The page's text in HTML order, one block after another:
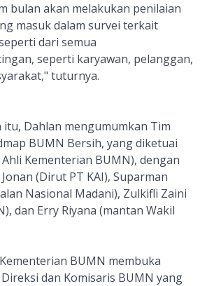
bulan akan melakukan penilaian
masuk dalam survei terkait
dari semua
seperti karyawan, pelanggan,
tuturnya.
itu, Dahlan mengumumkan Tim
BUMN Bersih, yang diketuai
Kementerian BUMN), dengan
(Dirut PT KAI), Suparman
Nasional Madani), Zulkifli Zaini
dan Erry Riyana (mantan Wakil
BUMN membuka
dan Komisaris BUMN yang